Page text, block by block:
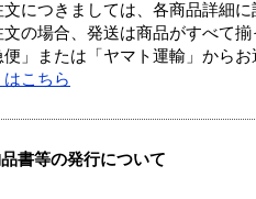
につきましては、各商品詳細
の場合、発送は商品がすべて揃
」または「ヤマト運輸」からお
こちら
書等の発行について